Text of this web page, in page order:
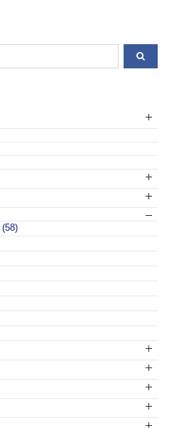
(58)